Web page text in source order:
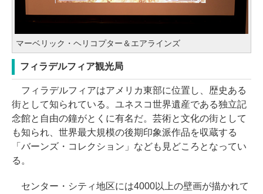
マーベリック・ヘリコプター＆エアラインズ
フィラデルフィア観光局
フィラデルフィアはアメリカ東部に位置し、歴史ある
街として知られている。ユネスコ世界遺産である独立記
念館と自由の鐘がとくに有名だ。芸術と文化の街として
も知られ、世界最大規模の後期印象派作品を収蔵する
「バーンズ・コレクション」なども見どころとなってい
る。
センター・シティ地区には4000以上の壁画が描かれて